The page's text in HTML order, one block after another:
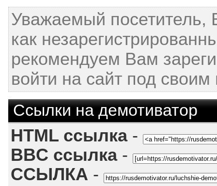
Уважаемый посетитель,
как
рекомендуем Вам
войти на сайт под
Ссылки на демотиватор
HTML ссылка-
BBC ссылка-
ССЫЛКА -